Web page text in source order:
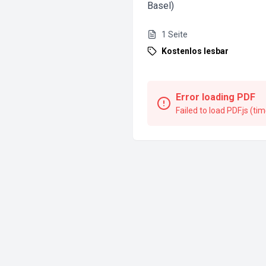
Basel)
1 Seite
Kostenlos lesbar
Error loading PDF
Failed to load PDF.js